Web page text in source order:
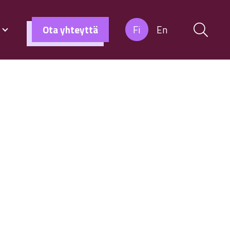
Ota yhteyttä Fi En